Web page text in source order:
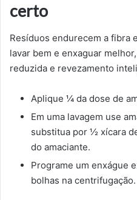
certo
Resíduos endurecem a fibra
lavar bem e enxaguar
reduzida e revezamento
Aplique ¼ da dose de
Em uma lavagem use
substitua por ½ xícara
do amaciante.
Programe um enxágue
bolhas na centrifugação.